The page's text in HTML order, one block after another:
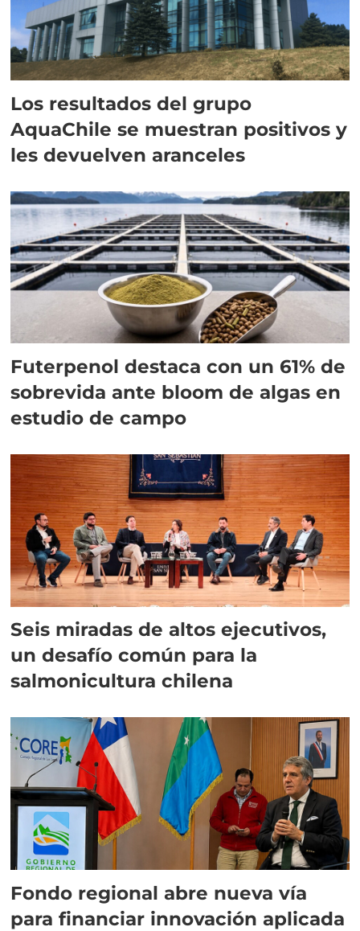
Los resultados del grupo
AquaChile se muestran positivos y
les devuelven aranceles
Futerpenol destaca con un 61% de
sobrevida ante bloom de algas en
estudio de campo
Seis miradas de altos ejecutivos,
un desafío común para la
salmonicultura chilena
Fondo regional abre nueva vía
para financiar innovación aplicada